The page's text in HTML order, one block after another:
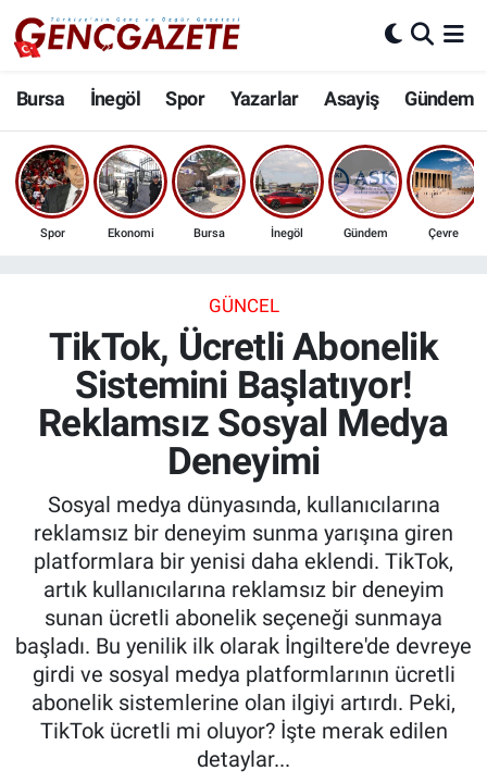
Bursa İnegöl Spor Yazarlar Asayiş Gündem
Spor Ekonomi Bursa İnegöl Gündem Çevre
GÜNCEL
TikTok, Ücretli Abonelik
Sistemini Başlatıyor!
Reklamsız Sosyal Medya
Deneyimi
Sosyal medya dünyasında, kullanıcılarına
reklamsız bir deneyim sunma yarışına giren
platformlara bir yenisi daha eklendi. TikTok,
artık kullanıcılarına reklamsız bir deneyim
sunan ücretli abonelik seçeneği sunmaya
başladı. Bu yenilik ilk olarak İngiltere'de devreye
girdi ve sosyal medya platformlarının ücretli
abonelik sistemlerine olan ilgiyi artırdı. Peki,
TikTok ücretli mi oluyor? İşte merak edilen
detaylar...
Bursa
İnegöl
3.SAYFA
Ekonomi
Güncel
Kadın & Aile
Kültür & Sanat
Sağlık
Siyaset
Nöbetçi Eczaneler
Hava Durumu
Trafik Durumu
Son Dakika Haberleri
Haber Arşivi